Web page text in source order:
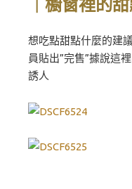
｜櫥窗裡的
想吃點甜點什麼的建
員貼出”完售”據說這
誘人